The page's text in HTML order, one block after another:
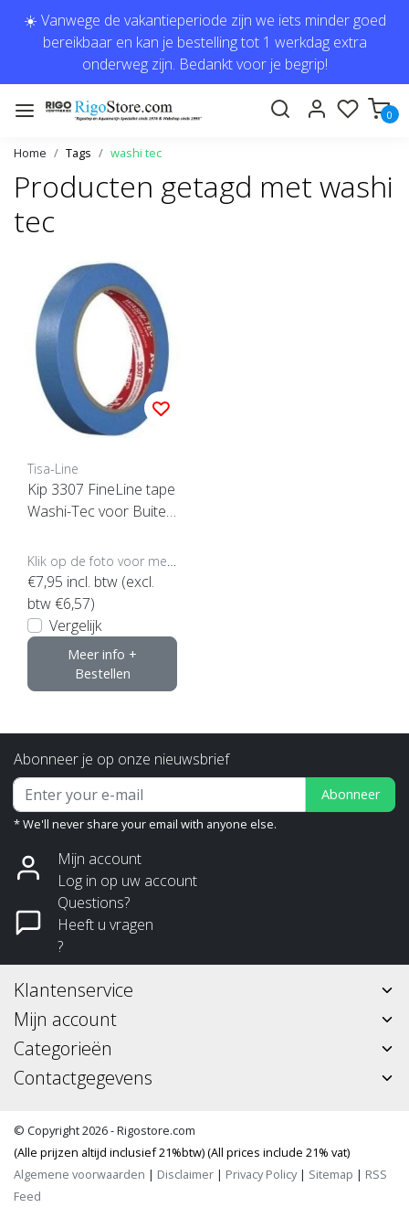
☀️ Vanwege de vakantieperiode zijn we iets minder goed
bereikbaar en kan je bestelling tot 1 werkdag extra
onderweg zijn. Bedankt voor je begrip!
0
Home Tags washi tec
Producten getagd met washi
tec
Tisa-Line
Kip 3307 FineLine tape
Washi-Tec voor Buiten
€7,95 incl. btw (excl.
btw €6,57)
Vergelijk
Meer info +
Bestellen
Abonneer je op onze nieuwsbrief
Abonneer
* We'll never share your email with anyone else.
Mijn account
Log in op uw account
Questions?
Heeft u vragen
?
Klantenservice
Mijn account
Categorieën
Contactgegevens
© Copyright 2026 - Rigostore.com
(Alle prijzen altijd inclusief 21%btw) (All prices include 21% vat)
Algemene voorwaarden | Disclaimer | Privacy Policy| Sitemap | RSS
Feed